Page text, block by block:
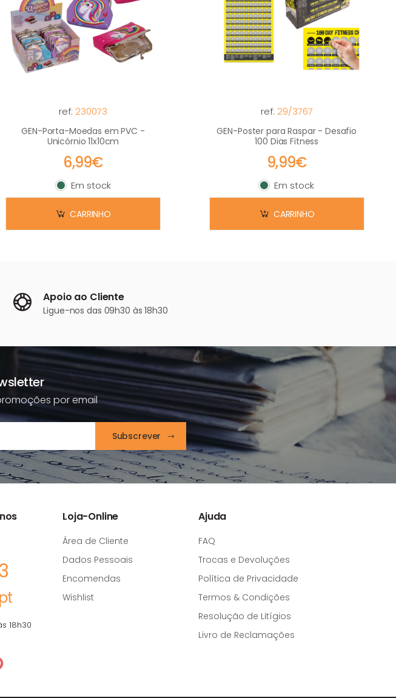
ref: 230073
GEN-Porta-Moedas em PVC -
Unicórnio 11x10cm
6,99€
Em stock
Em stock
CARRINHO
ref: 29/3767
GEN-Poster para Raspar - Desafio
100 Dias Fitness
9,99€
Em stock
Em stock
CARRINHO
Apoio ao Cliente
Ligue-nos das 09h30 às 18h30
por email
Subscrever
18h30
Loja-Online
Área de Cliente
Dados Pessoais
Encomendas
Wishlist
Ajuda
FAQ
Trocas e Devoluções
Política de Privacidade
Termos & Condições
Resolução de Litígios
Livro de Reclamações